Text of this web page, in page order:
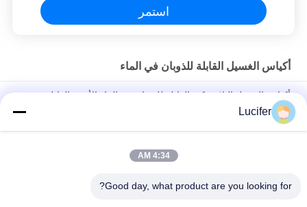
استمر
أكياس الغسيل القابلة للذوبان في الماء
أكياس الغسيل البلاستيكية القابلة للذوبان في الماء الأحمر القابل
للتصرف للطب / المستشفى
حقيبة الغسيل القابلة للذوبان في الماء PVA القابل للتصرف ، أكياس
Lucifer
4:34 AM
Good day, what product are you looking for?